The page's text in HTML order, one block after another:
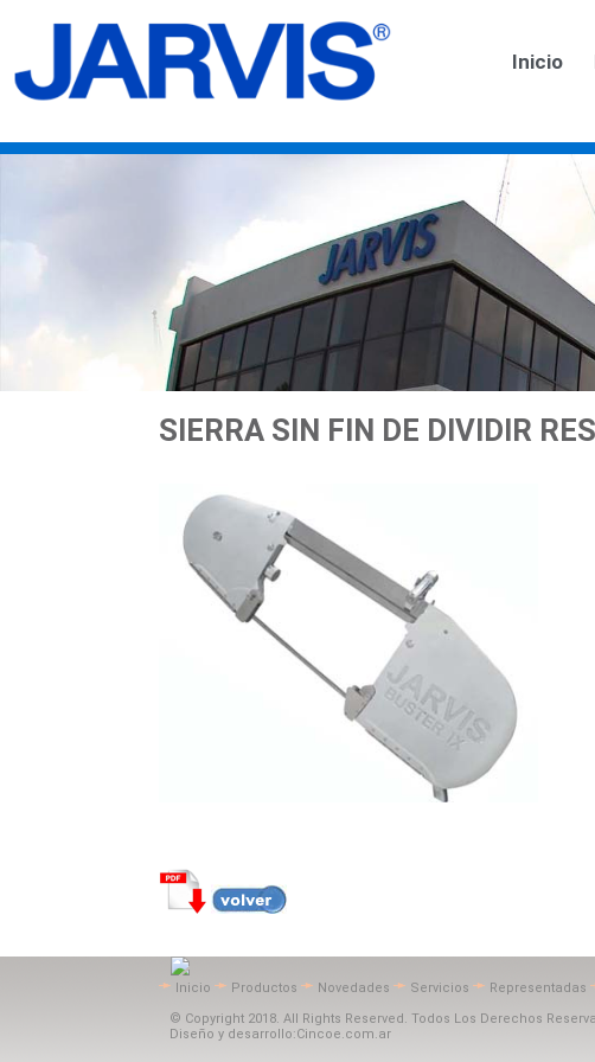
Inicio
SIERRA SIN FIN DE DIVIDIR
Inicio Productos Novedades Servicios Representadas
© Copyright 2018. All Rights Reserved. Todos Los Derechos
Diseño y desarrollo:Cincoe.com.ar